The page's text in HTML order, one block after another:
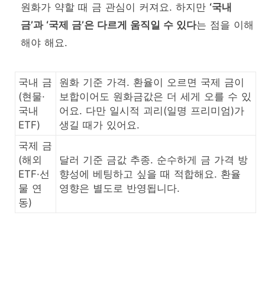
원화가 약할 때 금 관심이 커져요. 하지만 ‘국내
금’과 ‘국제 금’은 다르게 움직일 수 있다는 점을 이해
해야 해요.
국내 금
(현물·
국내
ETF)
원화 기준 가격. 환율이 오르면 국제 금이
보합이어도 원화금값은 더 세게 오를 수 있
어요. 다만 일시적 괴리(일명 프리미엄)가
생길 때가 있어요.
국제 금
(해외
ETF·선
물 연
동)
달러 기준 금값 추종. 순수하게 금 가격 방
향성에 베팅하고 싶을 때 적합해요. 환율
영향은 별도로 반영됩니다.